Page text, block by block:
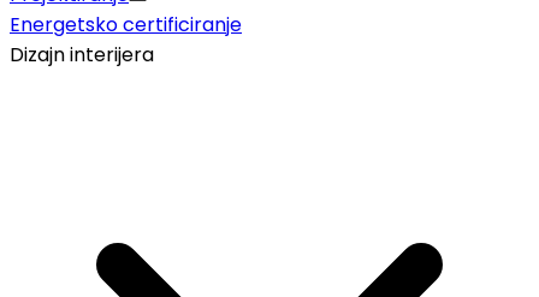
Energetsko certificiranje
Dizajn interijera